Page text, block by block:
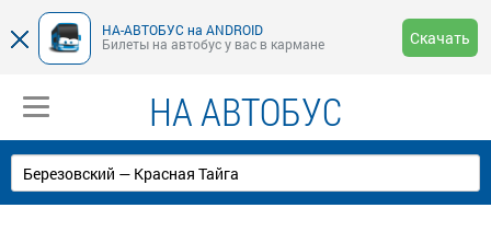
НА-АВТОБУС на ANDROID
Билеты на автобус у вас в кармане
Скачать
НА АВТОБУС